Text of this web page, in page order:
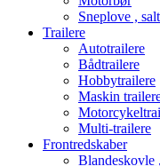
Sneplove ,
Trailere
Autotrailere
Bådtrailere
Hobbytrailere
Maskin
Multi-trailere
Frontredskaber
Blandeskovle